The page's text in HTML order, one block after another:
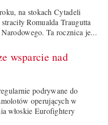
na stokach Cytadeli
Romualda Traugutta
Ta rocznica je...
wsparcie nad
podrywane do
operujących w
włoskie Eurofightery